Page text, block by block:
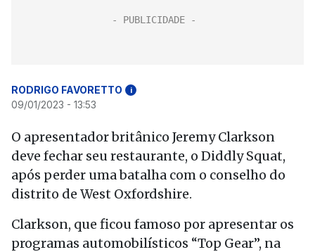
RODRIGO FAVORETTO i
09/01/2023 - 13:53
O apresentador britânico Jeremy Clarkson
deve fechar seu restaurante, o Diddly Squat,
após perder uma batalha com o conselho do
distrito de West Oxfordshire.
Clarkson, que ficou famoso por apresentar os
programas automobilísticos “Top Gear”, na